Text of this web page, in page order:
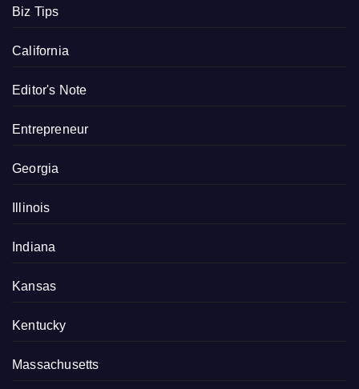
Biz Tips
California
Editor's Note
Entrepreneur
Georgia
Illinois
Indiana
Kansas
Kentucky
Massachusetts